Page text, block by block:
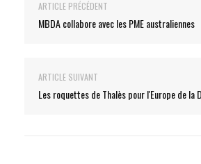
ARTICLE PRÉCÉDENT
MBDA collabore avec les PME australiennes
ARTICLE SUIVANT
Les roquettes de Thalès pour l'Europe de la